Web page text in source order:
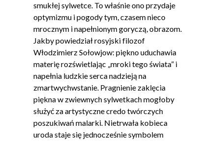
smukłej sylwetce. To właśnie ono przydaje
optymizmu i pogody tym, czasem nieco
mrocznym i napełnionym goryczą, obrazom.
Jakby powiedział rosyjski filozof
Włodzimierz Sołowjow: piękno uduchawia
materię rozświetlając „mroki tego świata” i
napełnia ludzkie serca nadzieją na
zmartwychwstanie. Pragnienie zaklęcia
piękna w zwiewnych sylwetkach mogłoby
służyć za artystyczne credo twórczych
poszukiwań malarki. Nietrwała kobieca
uroda staje się jednocześnie symbolem